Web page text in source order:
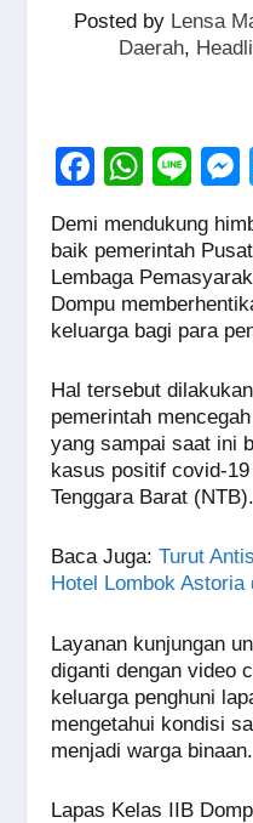
Posted by Lensa
Daerah,
F
a
c
e
b
o
k
W
h
at
s
A
p
Li
e
e
Demi mendukung
baik pemerintah
Lembaga
Dompu
keluarga bagi para
Hal tersebut
pemerintah
yang sampai saat ini
kasus positif covid-
Tenggara Barat (NTB).
Baca Juga:Turut
Hotel Lombok
Layanan kunjungan
diganti dengan video
keluarga penghuni
mengetahui kondisi
menjadi warga binaan.
Lapas Kelas IIB